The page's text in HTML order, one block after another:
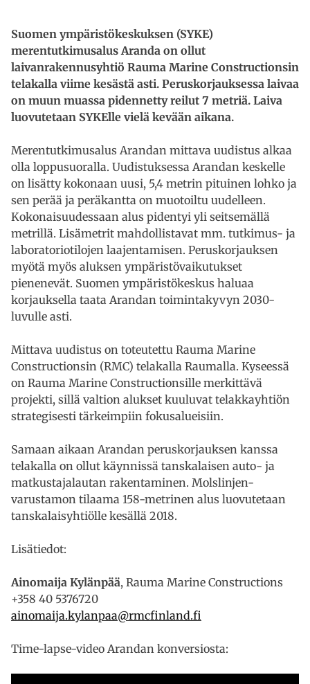
Suomen ympäristökeskuksen (SYKE)
merentutkimusalus Aranda on ollut
laivanrakennusyhtiö Rauma Marine Constructionsin
telakalla viime kesästä asti. Peruskorjauksessa laivaa
on muun muassa pidennetty reilut 7 metriä. Laiva
luovutetaan SYKElle vielä kevään aikana.
Merentutkimusalus Arandan mittava uudistus alkaa
olla loppusuoralla. Uudistuksessa Arandan keskelle
on lisätty kokonaan uusi, 5,4 metrin pituinen lohko ja
sen perää ja peräkantta on muotoiltu uudelleen.
Kokonaisuudessaan alus pidentyi yli seitsemällä
metrillä. Lisämetrit mahdollistavat mm. tutkimus- ja
laboratoriotilojen laajentamisen. Peruskorjauksen
myötä myös aluksen ympäristövaikutukset
pienenevät. Suomen ympäristökeskus haluaa
korjauksella taata Arandan toimintakyvyn 2030-
luvulle asti.
Mittava uudistus on toteutettu Rauma Marine
Constructionsin (RMC) telakalla Raumalla. Kyseessä
on Rauma Marine Constructionsille merkittävä
projekti, sillä valtion alukset kuuluvat telakkayhtiön
strategisesti tärkeimpiin fokusalueisiin.
Samaan aikaan Arandan peruskorjauksen kanssa
telakalla on ollut käynnissä tanskalaisen auto- ja
matkustajalautan rakentaminen. Molslinjen-
varustamon tilaama 158-metrinen alus luovutetaan
tanskalaisyhtiölle kesällä 2018.
Lisätiedot:
Ainomaija Kylänpää, Rauma Marine Constructions
+358 40 5376720
ainomaija.kylanpaa@rmcfinland.fi
Time-lapse-video Arandan konversiosta: